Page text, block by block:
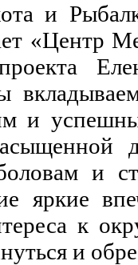
и
«Центр
проекта
и
и
яркие
к
и